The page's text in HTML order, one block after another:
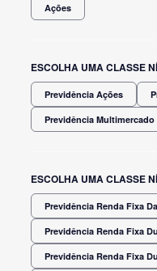
Ações
ESCOLHA UMA CLASSE
Previdência Ações
Previdência Multimercado
ESCOLHA UMA CLASSE
Previdência Renda Fixa
Previdência Renda Fixa
Previdência Renda Fixa